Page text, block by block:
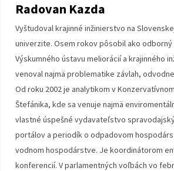
Radovan Kazda
Vyštudoval krajinné inžinierstvo na
univerzite. Osem rokov pôsobil ako
Výskumného ústavu meliorácií a krajinného
venoval najmä problematike závlah,
Od roku 2002 je analytikom v
Štefánika, kde sa venuje najmä
vlastné úspešné vydavateľstvo
portálov a periodík o odpadovom
vodnom hospodárstve. Je koordinátorom
konferencií. V parlamentných voľbách vo